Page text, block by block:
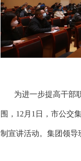
为进一步提高干部职
围，12月1日，市公交
制宣讲活动。集团领导